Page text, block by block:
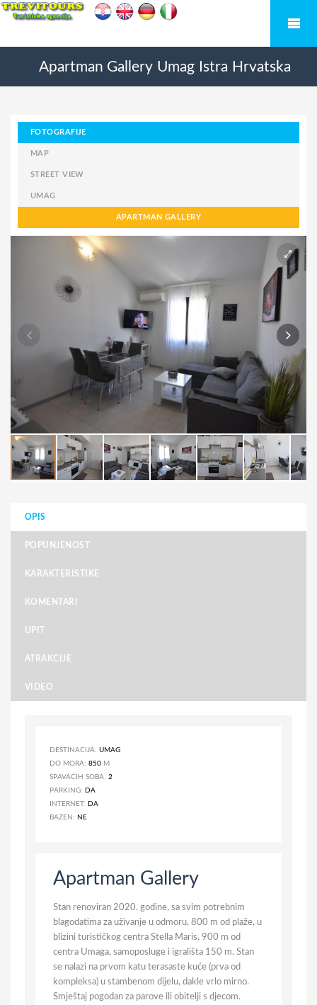
Apartman Gallery Umag Istra Hrvatska
FOTOGRAFIJE
MAP
STREET VIEW
UMAG
APARTMAN GALLERY
OPIS
POPUNJENOST
KARAKTERISTIKE
KOMENTARI
UPIT
ATRAKCIJE
VIDEO
DESTINACIJA: UMAG
DO MORA: 850 M
SPAVAĆIH SOBA: 2
PARKING: DA
INTERNET: DA
BAZEN: NE
Apartman Gallery
Stan renoviran 2020. godine, sa svim potrebnim
blagodatima za uživanje u odmoru, 800 m od plaže, u
blizini turističkog centra Stella Maris, 900 m od
centra Umaga, samoposluge i igrališta 150 m. Stan
se nalazi na prvom katu terasaste kuće (prva od
kompleksa) u stambenom dijelu, dakle vrlo mirno.
Smještaj pogodan za parove ili obitelji s djecom.